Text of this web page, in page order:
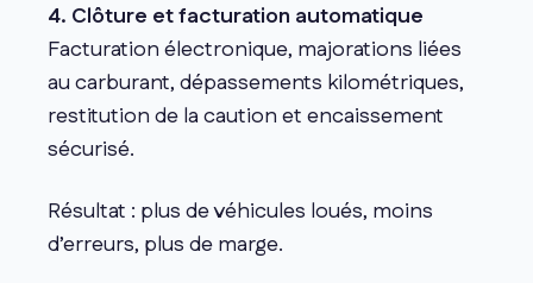
4. Clôture et facturation automatique
Facturation électronique, majorations liées
au carburant, dépassements kilométriques,
restitution de la caution et encaissement
sécurisé.
Résultat : plus de véhicules loués, moins
d’erreurs, plus de marge.